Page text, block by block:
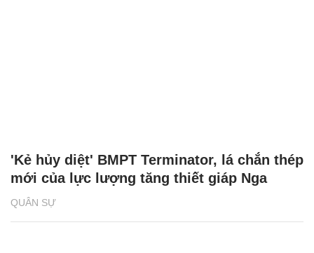
QUÂN SỰ
'Kẻ hủy diệt' BMPT Terminator, lá chắn thép
mới của lực lượng tăng thiết giáp Nga